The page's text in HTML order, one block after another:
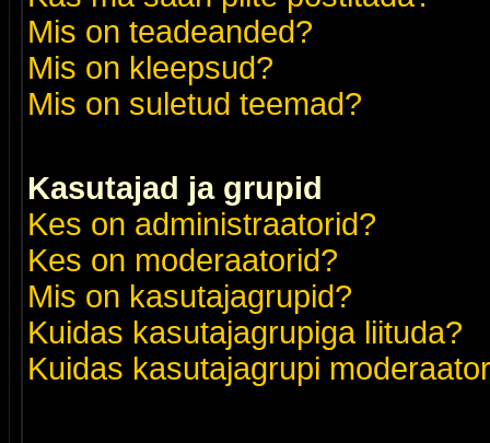
Mis on teadeanded?
Mis on kleepsud?
Mis on suletud teemad?
Kasutajad ja grupid
Kes on administraatorid?
Kes on moderaatorid?
Mis on kasutajagrupid?
Kuidas kasutajagrupiga liituda?
Kuidas kasutajagrupi